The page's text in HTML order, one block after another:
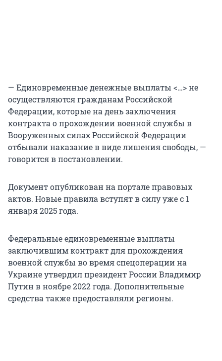
— Единовременные денежные выплаты <…> не
осуществляются гражданам Российской
Федерации, которые на день заключения
контракта о прохождении военной службы в
Вооруженных силах Российской Федерации
отбывали наказание в виде лишения свободы, —
говорится в постановлении.
Документ опубликован на портале правовых
актов. Новые правила вступят в силу уже с 1
января 2025 года.
Федеральные единовременные выплаты
заключившим контракт для прохождения
военной службы во время спецоперации на
Украине утвердил президент России Владимир
Путин в ноябре 2022 года. Дополнительные
средства также предоставляли регионы.